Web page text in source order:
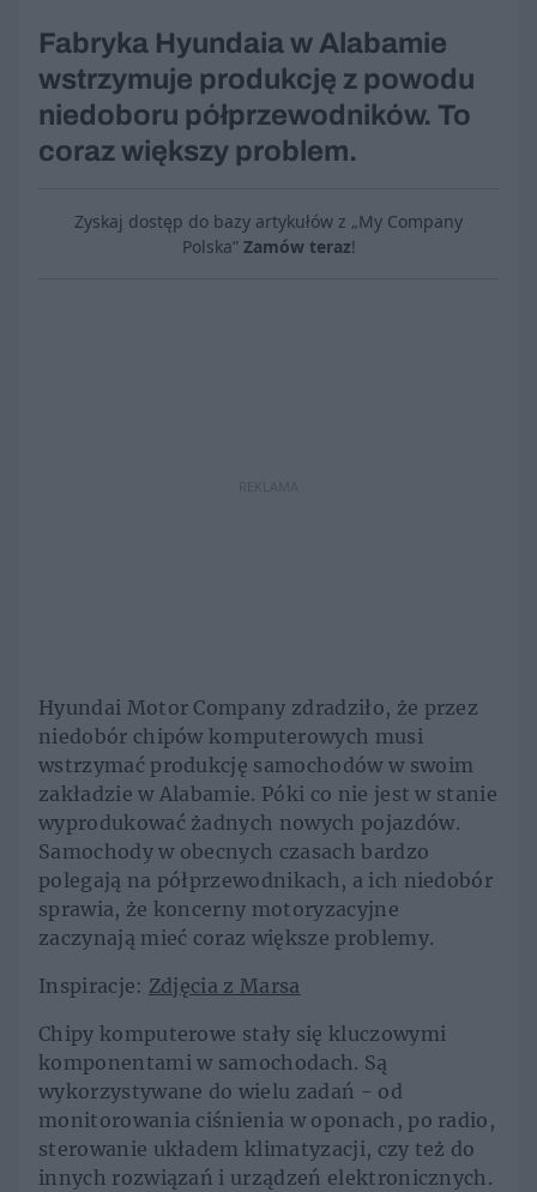
Fabryka Hyundaia w Alabamie
wstrzymuje produkcję z powodu
niedoboru półprzewodników. To
coraz większy problem.
Zyskaj dostęp do bazy artykułów z „My Company
Polska” Zamów teraz!
REKLAMA
Hyundai Motor Company zdradziło, że przez
niedobór chipów komputerowych musi
wstrzymać produkcję samochodów w swoim
zakładzie w Alabamie. Póki co nie jest w stanie
wyprodukować żadnych nowych pojazdów.
Samochody w obecnych czasach bardzo
polegają na półprzewodnikach, a ich niedobór
sprawia, że koncerny motoryzacyjne
zaczynają mieć coraz większe problemy.
Inspiracje: Zdjęcia z Marsa
Chipy komputerowe stały się kluczowymi
komponentami w samochodach. Są
wykorzystywane do wielu zadań - od
monitorowania ciśnienia w oponach, po radio,
sterowanie układem klimatyzacji, czy też do
innych rozwiązań i urządzeń elektronicznych.